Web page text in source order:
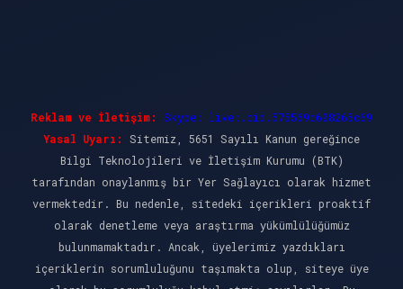
Reklam ve İletişim:
Skype: live:.cid.575569c608265c69
Yasal Uyarı:
Sitemiz, 5651 Sayılı Kanun gereğince
Bilgi Teknolojileri ve İletişim Kurumu (BTK)
tarafından onaylanmış bir Yer Sağlayıcı olarak hizmet
vermektedir. Bu nedenle, sitedeki içerikleri proaktif
olarak denetleme veya araştırma yükümlülüğümüz
bulunmamaktadır. Ancak, üyelerimiz yazdıkları
içeriklerin sorumluluğunu taşımakta olup, siteye üye